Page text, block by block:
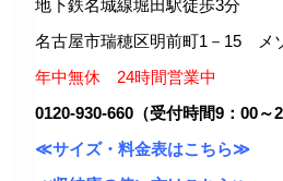
地下鉄名城線堀田駅徒歩3分
名古屋市瑞穂区明前町1－15 メ
年中無休 24時間営業中
0120-930-660（受付時間9：00～
≪サイズ・料金表はこちら≫